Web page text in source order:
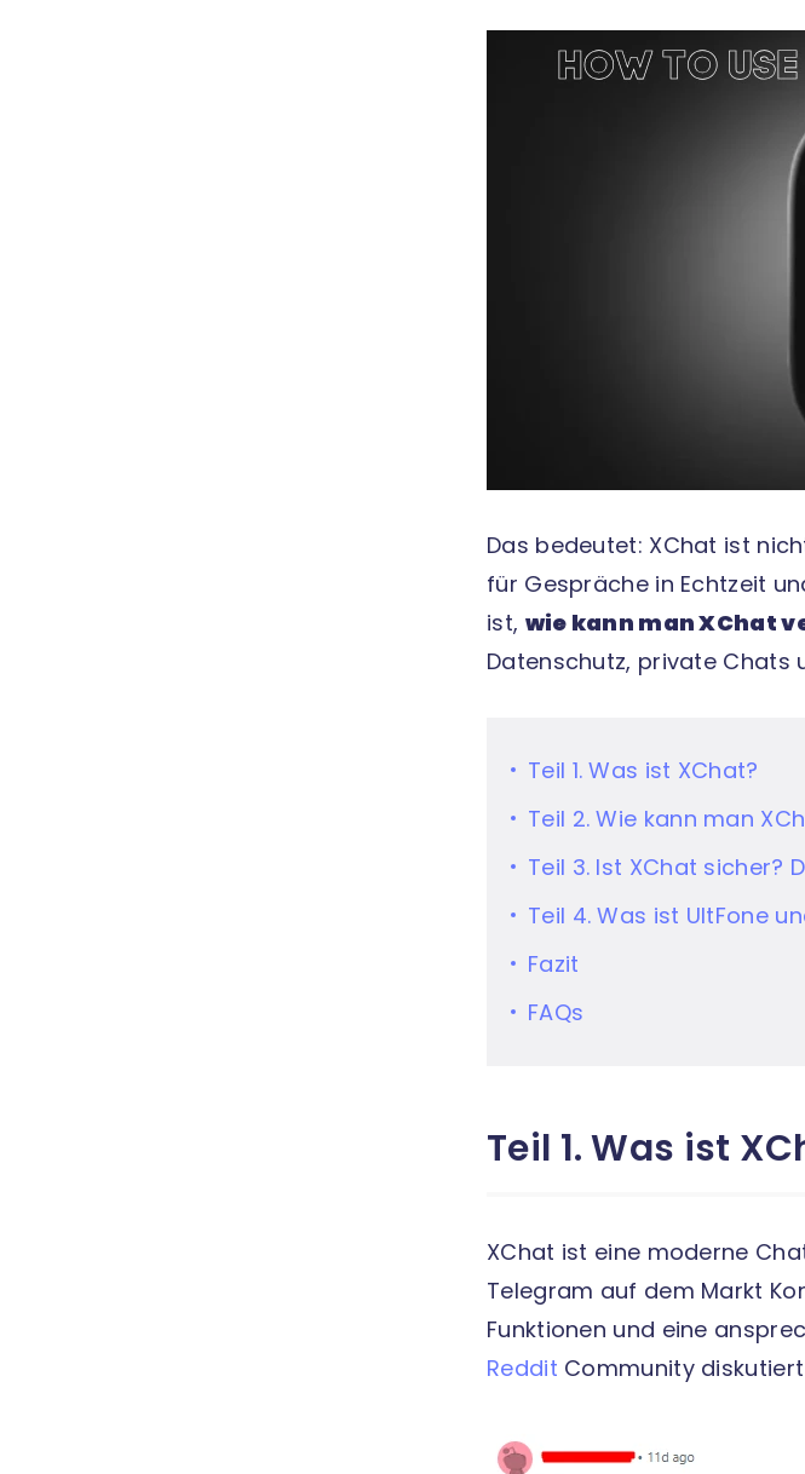
Das bedeutet: XChat ist
für Gespräche in Echtzeit
ist, wie kann man XChat
Datenschutz, private Chats
Teil 1. Was ist XChat?
Teil 2. Wie kann man
Teil 3. Ist XChat sicher?
Teil 4. Was ist UltFone
Fazit
FAQs
Teil 1. Was ist
XChat ist eine moderne
Telegram auf dem Markt
Funktionen und eine
Reddit Community